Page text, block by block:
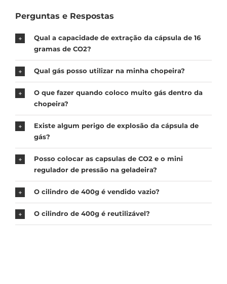
Perguntas e Respostas
Qual a capacidade de extração da cápsula de 16
gramas de CO2?
Qual gás posso utilizar na minha chopeira?
O que fazer quando coloco muito gás dentro da
chopeira?
Existe algum perigo de explosão da cápsula de
gás?
Posso colocar as capsulas de CO2 e o mini
regulador de pressão na geladeira?
O cilindro de 400g é vendido vazio?
O cilindro de 400g é reutilizável?